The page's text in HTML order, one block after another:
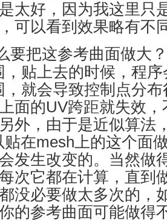
太好，因为我这里只
可以看到效果略有不
要把这参考曲面做大
，贴 上去的时候， 程序
，就会导致控制点分
面的UV跨距就失效，
外，由于是近似算法
贴在mesh上的这个面
发生改变的。当然做
次它都在计算，直到
没必要做太多次的，
的参考曲面可能做得